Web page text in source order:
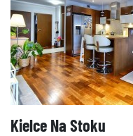
Kielce Na Stoku